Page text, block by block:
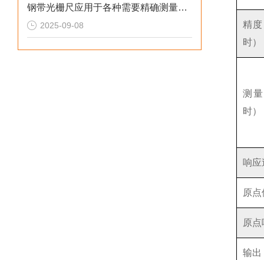
钢带光栅尺应用于各种需要精确测量直线位移的工业领域
2025-09-08
精
时）
测
时）
响应
原
原
输出